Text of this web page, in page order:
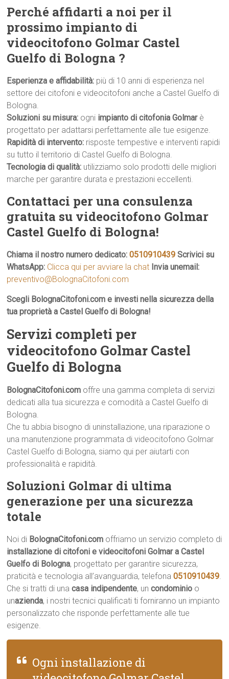
Perché affidarti a noi per il
prossimo impianto di
videocitofono Golmar Castel
Guelfo di Bologna ?
Esperienza e affidabilità: più di 10 anni di esperienza nel
settore dei citofoni e videocitofoni anche a Castel Guelfo di
Bologna.
Soluzioni su misura: ogni impianto di citofonia Golmarè
progettato per adattarsi perfettamente alle tue esigenze.
Rapidità di intervento: risposte tempestive e interventi rapidi
su tutto il territorio di Castel Guelfo di Bologna.
Tecnologia di qualità: utilizziamo solo prodotti delle migliori
marche per garantire durata e prestazioni eccellenti.
Contattaci per una consulenza
gratuita su videocitofono Golmar
Castel Guelfo di Bologna!
Chiama il nostro numero dedicato:0510910439 Scrivici su
WhatsApp: Clicca qui per avviare la chat Invia unemail:
preventivo@BolognaCitofoni.com
Scegli BolognaCitofoni.com e investi nella sicurezza della
tua proprietà a Castel Guelfo di Bologna!
Servizi completi per
videocitofono Golmar Castel
Guelfo di Bologna
BolognaCitofoni.com offre una gamma completa di servizi
dedicati alla tua sicurezza e comodità a Castel Guelfo di
Bologna.
Che tu abbia bisogno di uninstallazione, una riparazione o
una manutenzione programmata di videocitofono Golmar
Castel Guelfo di Bologna, siamo qui per aiutarti con
professionalità e rapidità.
Soluzioni Golmar di ultima
generazione per una sicurezza
totale
Noi di BolognaCitofoni.com offriamo un servizio completo di
installazione di citofoni e videocitofoni Golmar a Castel
Guelfo di Bologna, progettato per garantire sicurezza,
praticità e tecnologia all’avanguardia, telefona0510910439.
Che si tratti di unacasa indipendente, uncondominio o
unazienda, i nostri tecnici qualificati ti forniranno un impianto
personalizzato che risponde perfettamente alle tue
esigenze.
Ogni installazione di